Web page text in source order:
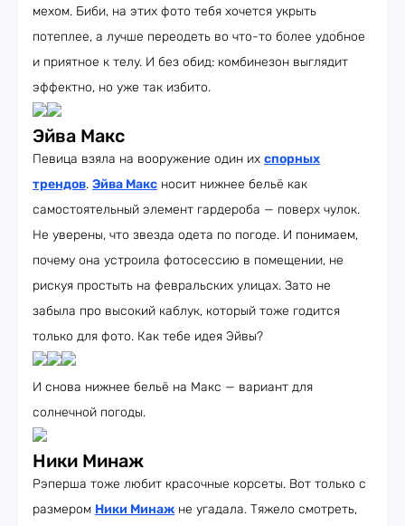
мехом. Биби, на этих фото тебя хочется укрыть
потеплее, а лучше переодеть во что-то более удобное
и приятное к телу. И без обид: комбинезон выглядит
эффектно, но уже так избито.
Эйва Макс
Певица взяла на вооружение один их спорных
трендов. Эйва Макс носит нижнее бельё как
самостоятельный элемент гардероба — поверх чулок.
Не уверены, что звезда одета по погоде. И понимаем,
почему она устроила фотосессию в помещении, не
рискуя простыть на февральских улицах. Зато не
забыла про высокий каблук, который тоже годится
только для фото. Как тебе идея Эйвы?
И снова нижнее бельё на Макс — вариант для
солнечной погоды.
Ники Минаж
Рэперша тоже любит красочные корсеты. Вот только с
размером Ники Минаж не угадала. Тяжело смотреть,